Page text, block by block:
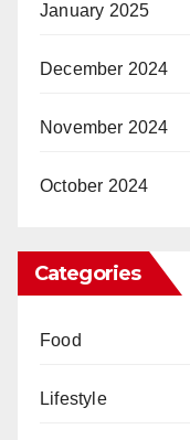
January 2025
December 2024
November 2024
October 2024
Categories
Food
Lifestyle